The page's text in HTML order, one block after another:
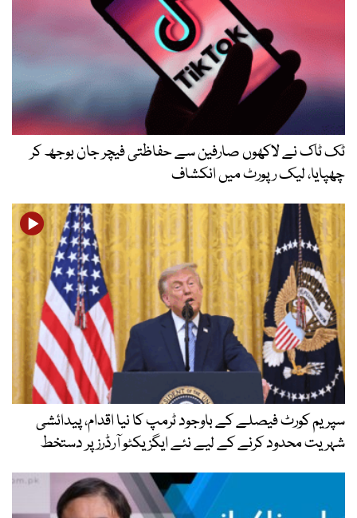
ٹک ٹاک نے لاکھوں صارفین سے حفاظتی فیچر جان بوجھ کر
چھپایا، لیک رپورٹ میں انکشاف
سپریم کورٹ فیصلے کے باوجود ٹرمپ کا نیا اقدام، پیدائشی
شہریت محدود کرنے کے لیے نئے ایگزیکٹو آرڈرز پر دستخط